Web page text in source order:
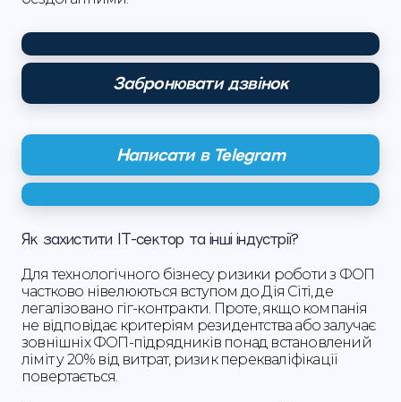
Забронювати дзвінок
Написати в Telegram
Як захистити ІТ-сектор та інші індустрії?
Для технологічного бізнесу ризики роботи з ФОП
частково нівелюються вступом до Дія Сіті, де
легалізовано гіг-контракти. Проте, якщо компанія
не відповідає критеріям резидентства або залучає
зовнішніх ФОП-підрядників понад встановлений
ліміт у 20% від витрат, ризик перекваліфікації
повертається.